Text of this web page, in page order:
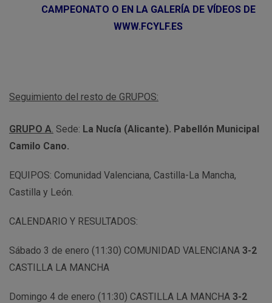
CAMPEONATO O EN LA GALERÍA DE VÍDEOS DE
WWW.FCYLF.ES
Seguimiento del resto de GRUPOS:
GRUPO A. Sede: La Nucía (Alicante). Pabellón Municipal
Camilo Cano.
EQUIPOS: Comunidad Valenciana, Castilla-La Mancha,
Castilla y León.
CALENDARIO Y RESULTADOS:
Sábado 3 de enero (11:30) COMUNIDAD VALENCIANA 3-2
CASTILLA LA MANCHA
Domingo 4 de enero (11:30) CASTILLA LA MANCHA 3-2